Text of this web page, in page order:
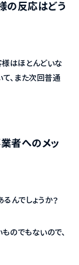
の反応はどう
様はほとんどいな
て、また次回普通
者へのメッ
んでしょうか？
のでもないので、